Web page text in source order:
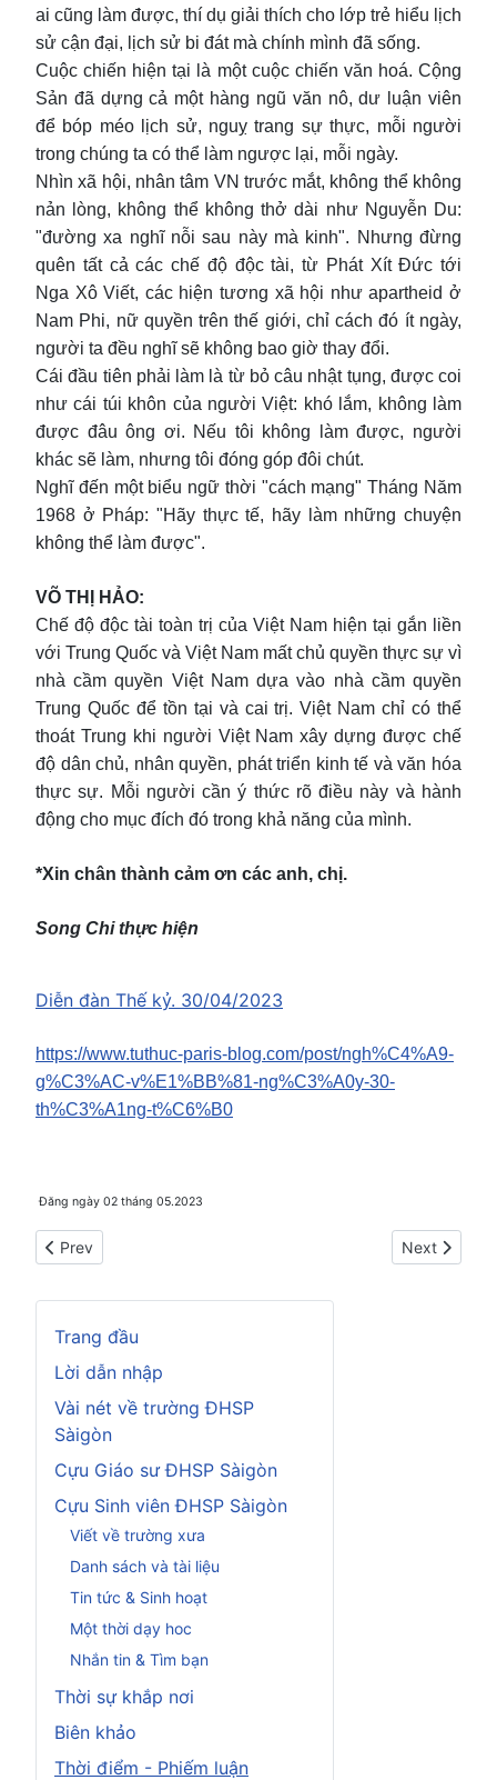
Trang đầu
Lời dẫn nhập
Vài nét về trường ĐHSP
Sàigòn
Cựu Giáo sư ĐHSP Sàigòn
Cựu Sinh viên ĐHSP Sàigòn
Viết về trường xưa
Danh sách và tài liệu
Tin tức & Sinh hoạt
Một thời dạy hoc
Nhắn tin & Tìm bạn
Thời sự khắp nơi
Biên khảo
Thời điểm - Phiếm luận
ai cũng làm được, thí dụ giải thích cho lớp trẻ hiểu lịch
sử cận đại, lịch sử bi đát mà chính mình đã sống.
Cuộc chiến hiện tại là một cuộc chiến văn hoá. Cộng
Sản đã dựng cả một hàng ngũ văn nô, dư luận viên
để bóp méo lịch sử, nguỵ trang sự thực, mỗi người
trong chúng ta có thể làm ngược lại, mỗi ngày.
Nhìn xã hội, nhân tâm VN trước mắt, không thể không
nản lòng, không thể không thở dài như Nguyễn Du:
"đường xa nghĩ nỗi sau này mà kinh". Nhưng đừng
quên tất cả các chế độ độc tài, từ Phát Xít Đức tới
Nga Xô Viết, các hiện tương xã hội như apartheid ở
Nam Phi, nữ quyền trên thế giới, chỉ cách đó ít ngày,
người ta đều nghĩ sẽ không bao giờ thay đổi.
Cái đầu tiên phải làm là từ bỏ câu nhật tụng, được coi
như cái túi khôn của người Việt: khó lắm, không làm
được đâu ông ơi. Nếu tôi không làm được, người
khác sẽ làm, nhưng tôi đóng góp đôi chút.
Nghĩ đến một biểu ngữ thời "cách mạng" Tháng Năm
1968 ở Pháp: "Hãy thực tế, hãy làm những chuyện
không thể làm được".
VÕ THỊ HẢO:
Chế độ độc tài toàn trị của Việt Nam hiện tại gắn liền
với Trung Quốc và Việt Nam mất chủ quyền thực sự vì
nhà cầm quyền Việt Nam dựa vào nhà cầm quyền
Trung Quốc để tồn tại và cai trị. Việt Nam chỉ có thể
thoát Trung khi người Việt Nam xây dựng được chế
độ dân chủ, nhân quyền, phát triển kinh tế và văn hóa
thực sự. Mỗi người cần ý thức rõ điều này và hành
động cho mục đích đó trong khả năng của mình.
*Xin chân thành cảm ơn các anh, chị.
Song Chi thực hiện
Diễn đàn Thế kỷ. 30/04/2023
https://www.tuthuc-paris-blog.com/post/ngh%C4%A9-
g%C3%AC-v%E1%BB%81-ng%C3%A0y-30-
th%C3%A1ng-t%C6%B0
Đăng ngày 02 tháng 05.2023
Previous article: Hoa kỳ: vừa là đồng minh cần thiết vừa là kẻ
Prev Next article:
Next